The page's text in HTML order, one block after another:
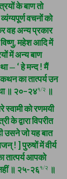
के बाण तो
वचनों को
वह अन्य प्रकार
महेश आदि में
में अन्य बाण
— ‘ हे मन्द ! मैं
का तात्पर्य उन
॥ २०–२४१/२ ॥
स्वामी को रणमयी
के द्वारा विपरीत
उसने जो यह बात
! ] पुरुषों में वीर्य
तात्पर्य आपको
॥ २५-२६१/२ ॥